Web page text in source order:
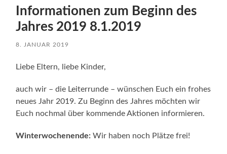
Informationen zum Beginn des
Jahres 2019 8.1.2019
8. JANUAR 2019
Liebe Eltern, liebe Kinder,
auch wir – die Leiterrunde – wünschen Euch ein frohes
neues Jahr 2019. Zu Beginn des Jahres möchten wir
Euch nochmal über kommende Aktionen informieren.
Winterwochenende: Wir haben noch Plätze frei!